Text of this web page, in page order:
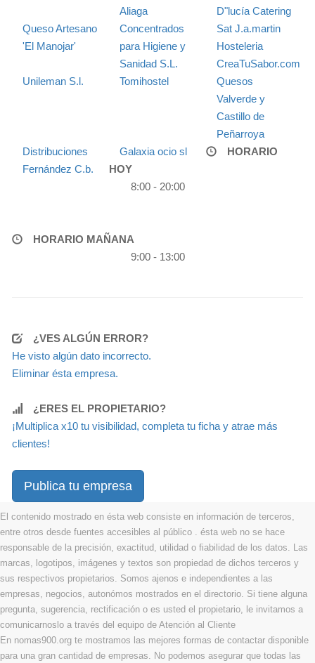
Aliaga
D"lucía Catering
Queso Artesano
'El Manojar'
Concentrados
para Higiene y
Sanidad S.L.
Sat J.a.martin
Hosteleria
CreaTuSabor.com
Unileman S.l.
Tomihostel
Quesos
Valverde y
Castillo de
Peñarroya
Distribuciones
Fernández C.b.
Galaxia ocio sl
HORARIO
HOY
8:00 - 20:00
HORARIO MAÑANA
9:00 - 13:00
¿VES ALGÚN ERROR?
He visto algún dato incorrecto.
Eliminar ésta empresa.
¿ERES EL PROPIETARIO?
¡Multiplica x10 tu visibilidad, completa tu ficha y atrae más
clientes!
Publica tu empresa
El contenido mostrado en ésta web consiste en información de terceros,
entre otros desde fuentes accesibles al público . ésta web no se hace
responsable de la precisión, exactitud, utilidad o fiabilidad de los datos. Las
marcas, logotipos, imágenes y textos son propiedad de dichos terceros y
sus respectivos propietarios. Somos ajenos e independientes a las
empresas, negocios, autonómos mostrados en el directorio. Si tiene alguna
pregunta, sugerencia, rectificación o es usted el propietario, le invitamos a
comunicarnoslo a través del equipo de Atención al Cliente
En nomas900.org te mostramos las mejores formas de contactar disponible
para una gran cantidad de empresas. No podemos asegurar que todas las